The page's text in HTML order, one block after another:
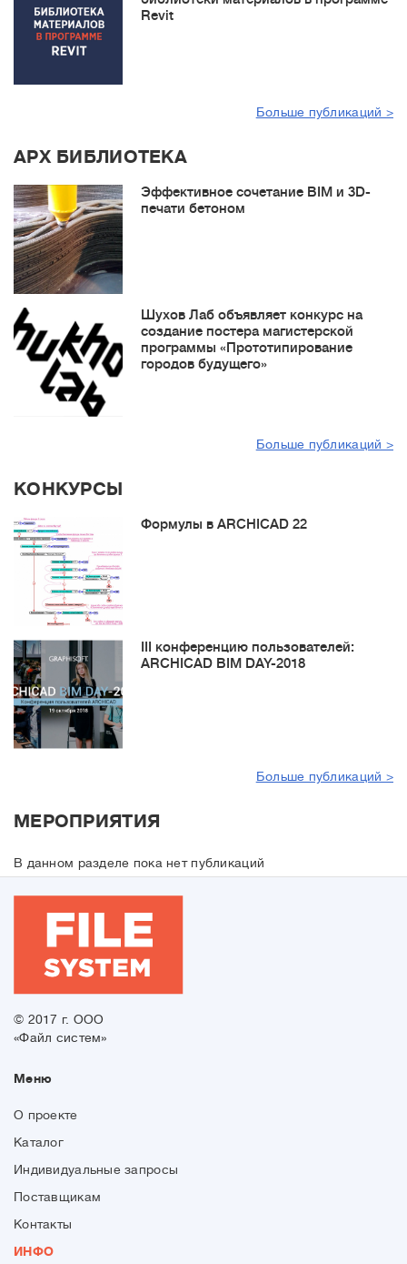
Revit
Больше публикаций >
АРХ БИБЛИОТЕКА
Эффективное сочетание BIM и 3D-
печати бетоном
Шухов Лаб объявляет конкурс на
создание постера магистерской
программы «Прототипирование
городов будущего»
Больше публикаций >
КОНКУРСЫ
Формулы в ARCHICAD 22
III конференцию пользователей:
ARCHICAD BIM DAY-2018
Больше публикаций >
МЕРОПРИЯТИЯ
В данном разделе пока нет публикаций
© 2017 г. ООО
«Файл систем»
Меню
О проекте
Каталог
Индивидуальные запросы
Поставщикам
Контакты
ИНФО